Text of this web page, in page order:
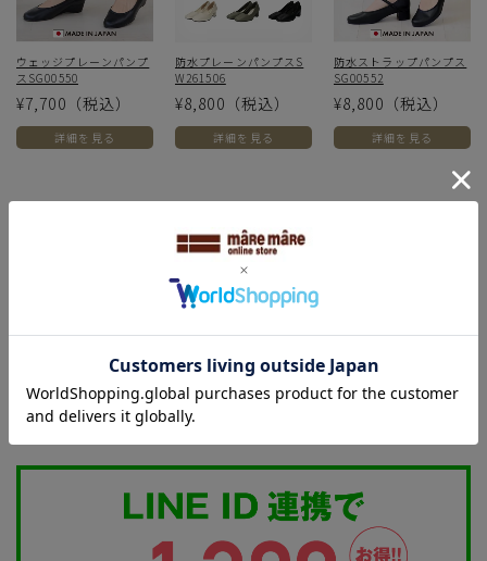
ウェッジプレーンパンプ
スSG00550
¥7,700 （税込）
詳細を見る
防水プレーンパンプスS
W261506
¥8,800 （税込）
詳細を見る
防水ストラップパンプス
SG00552
¥8,800 （税込）
詳細を見る